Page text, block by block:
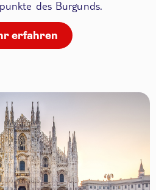
des Burgunds.
erfahren